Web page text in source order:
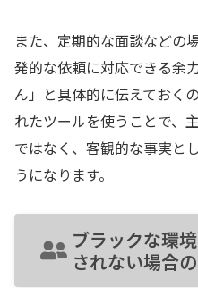
また、定期的な面談などの
発的な依頼に対応できる余
ん」と具体的に伝えておく
れたツールを使うことで、
ではなく、客観的な事実と
うになります。
ブラックな環
されない場合